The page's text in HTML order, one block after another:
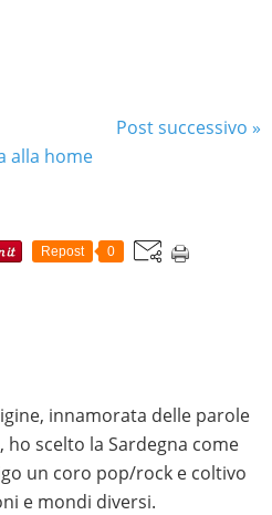
Post successivo »
alla home
Repost 0
innamorata delle parole
ho scelto la Sardegna come
un coro pop/rock e coltivo
e mondi diversi.